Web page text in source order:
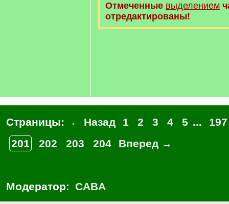
Отмеченные выделением
отредактированы!
Страницы: ← Назад 1 2 3 4 5 ...
197
201
202 203 204 Вперед →
Модератор: CABA